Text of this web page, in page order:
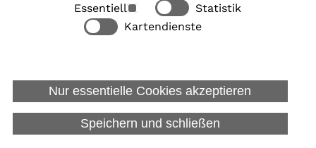
Rechtliches
Allgemeine Datenschutzinformation
Datenschutzinformation für Bewerbungen
Impressum
Essentiell
Statistik
Kartendienste
Nur essentielle Cookies akzeptieren
Speichern und schließen